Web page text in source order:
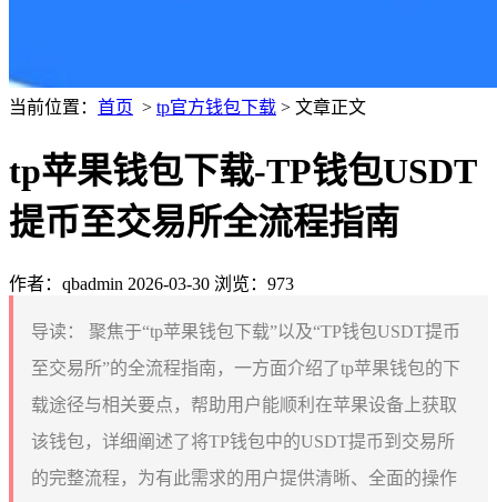
当前位置： 首页 > tp官方钱包下载 > 文章正文
tp苹果钱包下载-TP钱包USDT
提币至交易所全流程指南
作者：qbadmin 2026-03-30 浏览：973
导读：
聚焦于“tp苹果钱包下载”以及“TP钱包USDT提币
至交易所”的全流程指南，一方面介绍了tp苹果钱包的下
载途径与相关要点，帮助用户能顺利在苹果设备上获取
该钱包，详细阐述了将TP钱包中的USDT提币到交易所
的完整流程，为有此需求的用户提供清晰、全面的操作